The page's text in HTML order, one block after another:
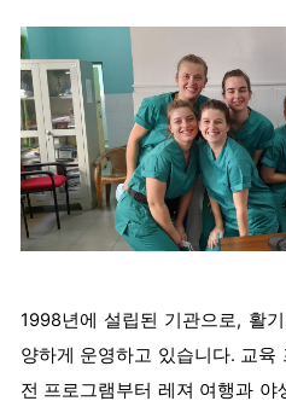
1998년에 설립된 기관으로, 활
양하게 운영하고 있습니다. 교
전 프로그램부터 레져 여행과